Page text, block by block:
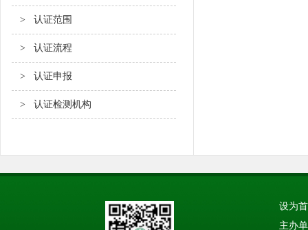
> 认证范围
> 认证流程
> 认证申报
> 认证检测机构
设为
主办